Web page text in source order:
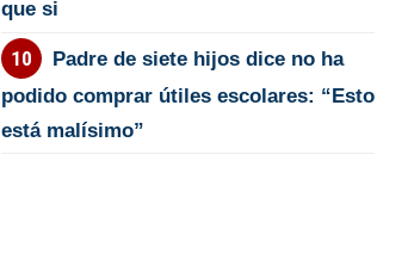
que si
Padre de siete hijos dice no ha
podido comprar útiles escolares: “Esto
está malísimo”